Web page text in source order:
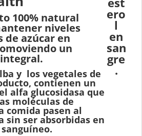
100% natural
niveles
de azúcar en
un
y los vegetales de
contienen un
alfa glucosidasa que
moléculas de
comida pasen al
sin ser absorbidas en
ero
l
en
san
gre
.